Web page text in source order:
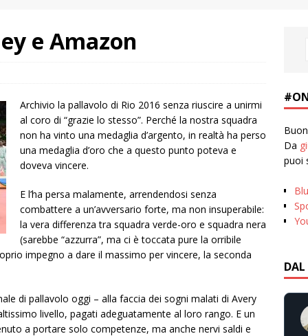
e Amazon
Archivio la pallavolo di Rio 2016 senza riuscire a unirmi
al coro di “grazie lo stesso”. Perché la nostra squadra
non ha vinto una medaglia d’argento, in realtà ha perso
una medaglia d’oro che a questo punto poteva e
doveva vincere.
E l’ha persa malamente, arrendendosi senza
combattere a un’avversario forte, ma non insuperabile:
la vera differenza tra squadra verde-oro e squadra nera
(sarebbe “azzurra”, ma ci è toccata pure la orribile
impegno a dare il massimo per vincere, la seconda
di pallavolo oggi – alla faccia dei sogni malati di Avery
livello, pagati adeguatamente al loro rango. E un
a portare solo competenze, ma anche nervi saldi e
Da
puoi